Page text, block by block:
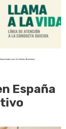
España